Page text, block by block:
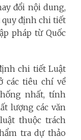
đổi nội dung,
quy định chi tiết
pháp từ Quốc
chi tiết Luật
các tiêu chí về
nhất, tính
lượng các văn
thuộc trách
tra dự thảo